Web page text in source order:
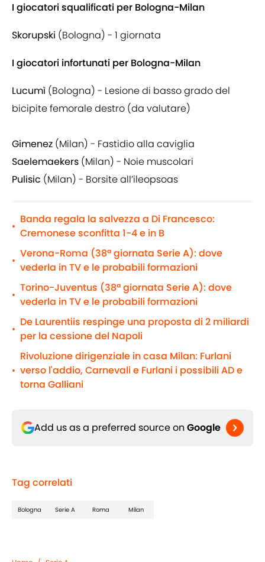
I giocatori squalificati per Bologna-Milan
Skorupski (Bologna) - 1 giornata
I giocatori infortunati per Bologna-Milan
Lucumì (Bologna) - Lesione di basso grado del
bicipite femorale destro (da valutare)
Gimenez (Milan) - Fastidio alla caviglia
Saelemaekers (Milan) - Noie muscolari
Pulisic (Milan) - Borsite all’ileopsoas
•
Banda regala la salvezza a Di Francesco:
Cremonese sconfitta 1-4 e in B
•
Verona-Roma (38ª giornata Serie A): dove
vederla in TV e le probabili formazioni
•
Torino-Juventus (38ª giornata Serie A): dove
vederla in TV e le probabili formazioni
•
De Laurentiis respinge una proposta di 2 miliardi
per la cessione del Napoli
•
Rivoluzione dirigenziale in casa Milan: Furlani
verso l'addio, Carnevali e Furlani i possibili AD e
torna Galliani
Add us as a preferred source on Google
Tag correlati
Bologna Serie A Roma Milan